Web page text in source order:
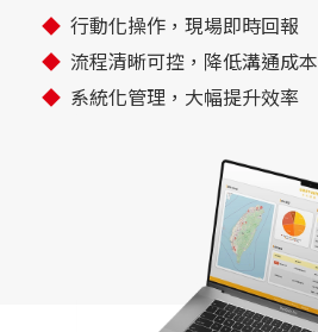
行動化操作，現場即時回報
流程清晰可控，降低溝通成本
系統化管理，大幅提升效率